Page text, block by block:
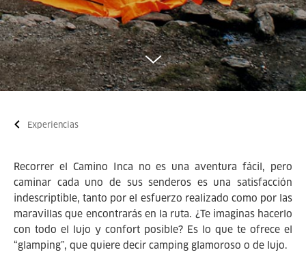
Experiencias
Recorrer el Camino Inca no es una aventura fácil, pero
caminar cada uno de sus senderos es una satisfacción
indescriptible, tanto por el esfuerzo realizado como por las
maravillas que encontrarás en la ruta. ¿Te imaginas hacerlo
con todo el lujo y confort posible? Es lo que te ofrece el
“glamping”, que quiere decir camping glamoroso o de lujo.